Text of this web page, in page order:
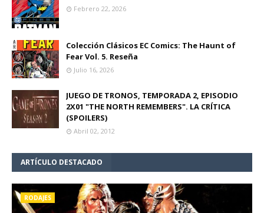
Febrero 22, 2026
Colección Clásicos EC Comics: The Haunt of
Fear Vol. 5. Reseña
Julio 16, 2026
JUEGO DE TRONOS, TEMPORADA 2, EPISODIO
2X01 "THE NORTH REMEMBERS". LA CRÍTICA
(SPOILERS)
Abril 02, 2012
ARTÍCULO DESTACADO
RODAJES